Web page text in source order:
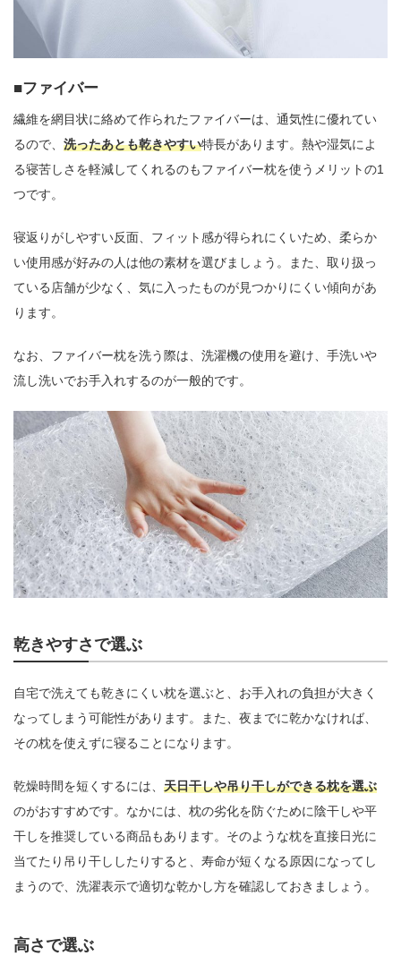
ファイバー
繊維を網目状に絡めて作られたファイバーは、通気性に優れてい
るので、 洗ったあとも乾きやすい特長があります。熱や湿気によ
る寝苦しさを軽減してくれるのもファイバー枕を使うメリットの1
つです。
寝返りがしやすい反面、フィット感が得られにくいため、柔らか
い使用感が好みの人は他の素材を選びましょう。また、取り扱っ
ている店舗が少なく、気に入ったものが見つかりにくい傾向があ
ります。
なお、ファイバー枕を洗う際は、洗濯機の使用を避け、手洗いや
流し洗いでお手入れするのが一般的です。
乾きやすさで選ぶ
自宅で洗えても乾きにくい枕を選ぶと、お手入れの負担が大きく
なってしまう可能性があります。また、夜までに乾かなければ、
その枕を使えずに寝ることになります。
乾燥時間を短くするには、 天日干しや吊り干しができる枕を選ぶ
のがおすすめです。なかには、枕の劣化を防ぐために陰干しや平
干しを推奨している商品もあります。そのような枕を直接日光に
当てたり吊り干ししたりすると、寿命が短くなる原因になってし
まうので、洗濯表示で適切な乾かし方を確認しておきましょう。
高さで選ぶ